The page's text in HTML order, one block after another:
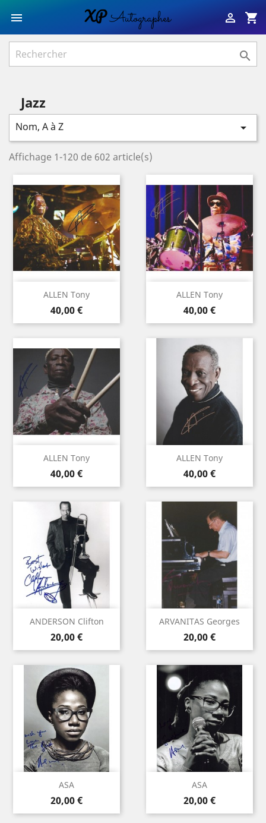
 shopping_cart


Jazz
Nom, A à Z 
Affichage 1-120 de 602 article(s)
ALLEN Tony
Prix
40,00 €
ALLEN Tony
Prix
40,00 €
ALLEN Tony
Prix
40,00 €
ALLEN Tony
Prix
40,00 €
ANDERSON Clifton
Prix
20,00 €
ARVANITAS Georges
Prix
20,00 €
ASA
Prix
20,00 €
ASA
Prix
20,00 €